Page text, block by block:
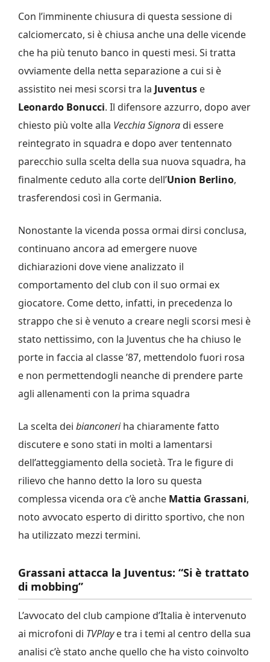
Con l’imminente chiusura di questa sessione di
calciomercato, si è chiusa anche una delle vicende
che ha più tenuto banco in questi mesi. Si tratta
ovviamente della netta separazione a cui si è
assistito nei mesi scorsi tra la Juventus e
Leonardo Bonucci. Il difensore azzurro, dopo aver
chiesto più volte alla Vecchia Signora di essere
reintegrato in squadra e dopo aver tentennato
parecchio sulla scelta della sua nuova squadra, ha
finalmente ceduto alla corte dell’Union Berlino,
trasferendosi così in Germania.
Nonostante la vicenda possa ormai dirsi conclusa,
continuano ancora ad emergere nuove
dichiarazioni dove viene analizzato il
comportamento del club con il suo ormai ex
giocatore. Come detto, infatti, in precedenza lo
strappo che si è venuto a creare negli scorsi mesi è
stato nettissimo, con la Juventus che ha chiuso le
porte in faccia al classe ’87, mettendolo fuori rosa
e non permettendogli neanche di prendere parte
agli allenamenti con la prima squadra
La scelta dei bianconeriha chiaramente fatto
discutere e sono stati in molti a lamentarsi
dell’atteggiamento della società. Tra le figure di
rilievo che hanno detto la loro su questa
complessa vicenda ora c’è anche Mattia Grassani,
noto avvocato esperto di diritto sportivo, che non
ha utilizzato mezzi termini.
Grassani attacca la Juventus: “Si è trattato
di mobbing”
L’avvocato del club campione d’Italia è intervenuto
ai microfoni di TVPlaye tra i temi al centro della sua
analisi c’è stato anche quello che ha visto coinvolto